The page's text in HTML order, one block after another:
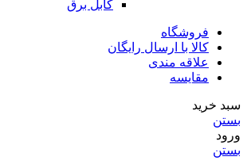
کابل برق
فروشگاه
کالا با ارسال رایگان
علاقه مندی
مقایسه
سبد خرید
بستن
ورود
بستن